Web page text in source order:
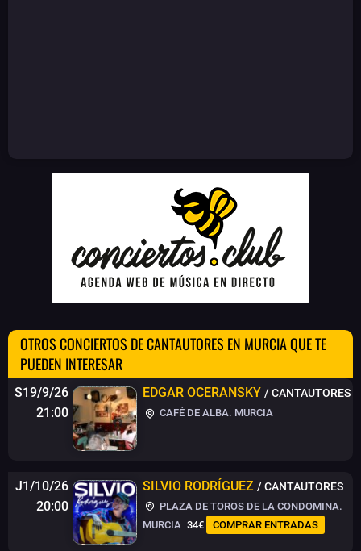
OTROS CONCIERTOS DE CANTAUTORES EN MURCIA QUE TE
PUEDEN INTERESAR
S19/9/26
21:00
EDGAR OCERANSKY / CANTAUTORES
CAFÉ DE ALBA. MURCIA
J1/10/26
20:00
SILVIO RODRÍGUEZ / CANTAUTORES
PLAZA DE TOROS DE LA CONDOMINA.
MURCIA 34€ COMPRAR ENTRADAS